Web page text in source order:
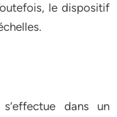
le dispositif
dans un